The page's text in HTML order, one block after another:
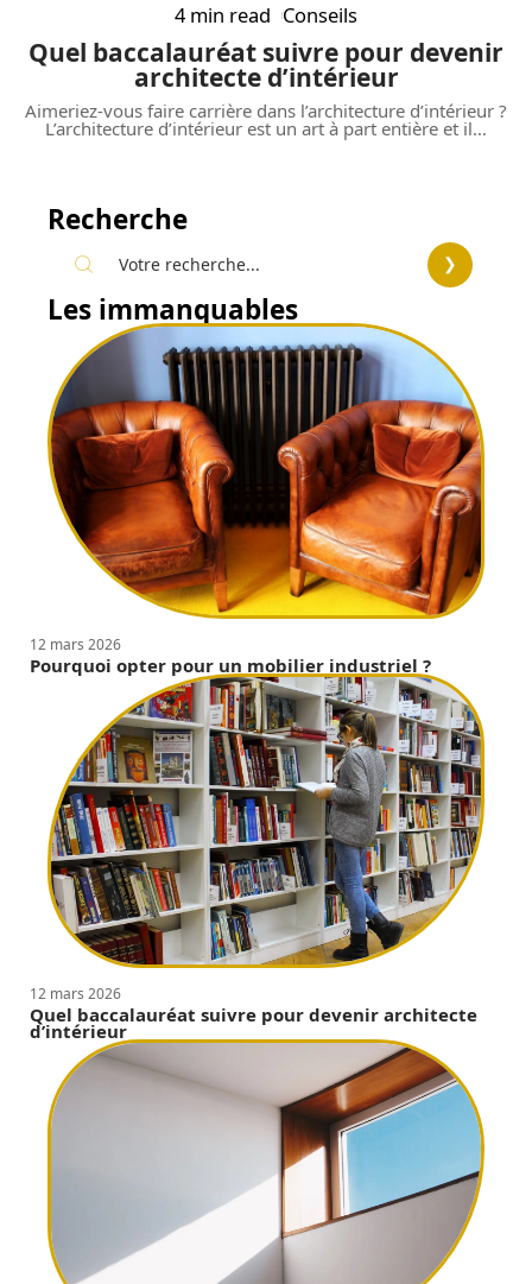
4 min read Conseils
Quel baccalauréat suivre pour devenir
architecte d’intérieur
Aimeriez-vous faire carrière dans l’architecture d’intérieur ?
L’architecture d’intérieur est un art à part entière et il…
Recherche
Les immanquables
12 mars 2026
Pourquoi opter pour un mobilier industriel ?
12 mars 2026
Quel baccalauréat suivre pour devenir architecte
d’intérieur